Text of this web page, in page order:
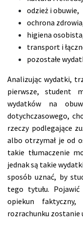
odzież i obuwie,
ochrona
higiena
transport i
pozostałe
Analizując wydatki,
pierwsze, student
wydatków na
dotychczasowego,
rzeczy podlegające
albo otrzymał je od
takie tłumaczenie
jednak są takie
sposób uznać, by
tego tytułu.
opiekun
rozrachunku zostanie